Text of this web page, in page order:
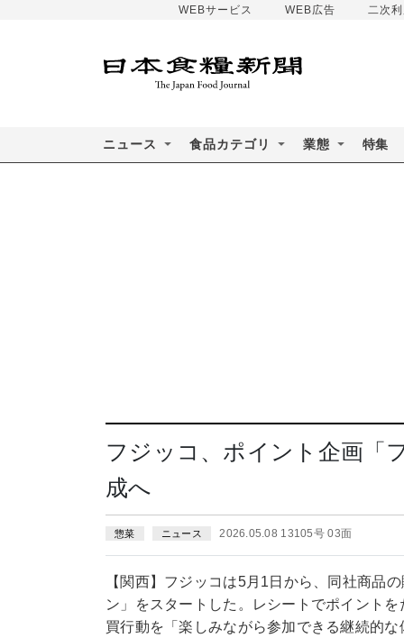
WEBサービス WEB広告 二次
ニュース 食品カテゴリ 業態 特集
フジッコ、ポイント企画
成へ
惣菜 ニュース 2026.05.08 13105号 03面
【関西】フジッコは5月1日から、同社商品
ン」をスタートした。レシートでポイント
買行動を「楽しみながら参加できる継続的